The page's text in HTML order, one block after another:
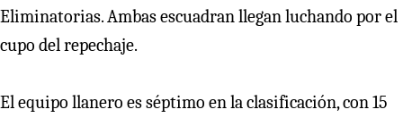
Eliminatorias. Ambas escuadran llegan luchando por el
cupo del repechaje.
El equipo llanero es séptimo en la clasificación, con 15